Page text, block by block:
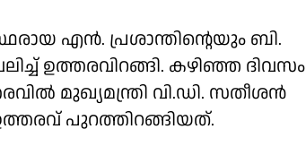
എൻ. പ്രശാന്തിൻ്റെയും ബി.
ഉത്തരവിറങ്ങി. കഴിഞ്ഞ ദിവസം
മുഖ്യമന്ത്രി വി.ഡി. സതീശൻ
പുറത്തിറങ്ങിയത്.